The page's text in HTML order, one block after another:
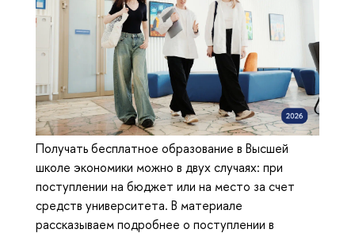
Получать бесплатное образование в Высшей
школе экономики можно в двух случаях: при
поступлении на бюджет или на место за счет
средств университета. В материале
рассказываем подробнее о поступлении в